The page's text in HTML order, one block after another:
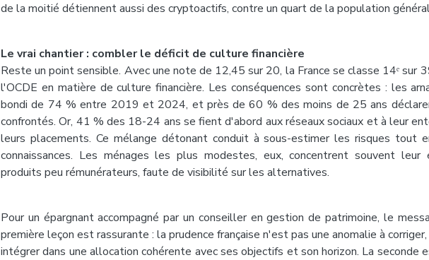
de la moitié détiennent aussi des cryptoactifs, contre un quart de la population
Le vrai chantier : combler le déficit de culture financière
Reste un point sensible. Avec une note de 12,45 sur 20, la France se classe 14ᵉ sur
l'OCDE en matière de culture financière. Les conséquences sont concrètes : les
bondi de 74 % entre 2019 et 2024, et près de 60 % des moins de 25 ans
confrontés. Or, 41 % des 18-24 ans se fient d'abord aux réseaux sociaux et à leur
leurs placements. Ce mélange détonant conduit à sous-estimer les risques tout
connaissances. Les ménages les plus modestes, eux, concentrent souvent leur
produits peu rémunérateurs, faute de visibilité sur les alternatives.
Pour un épargnant accompagné par un conseiller en gestion de patrimoine, le
première leçon est rassurante : la prudence française n'est pas une anomalie à
intégrer dans une allocation cohérente avec ses objectifs et son horizon. La seconde